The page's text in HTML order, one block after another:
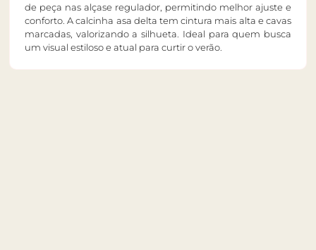
de peça nas alçase regulador, permitindo melhor ajuste e
conforto. A calcinha asa delta tem cintura mais alta e cavas
marcadas, valorizando a silhueta. Ideal para quem busca
um visual estiloso e atual para curtir o verão.